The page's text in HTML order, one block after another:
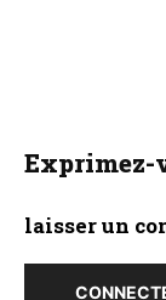
Exprimez-
laisser un